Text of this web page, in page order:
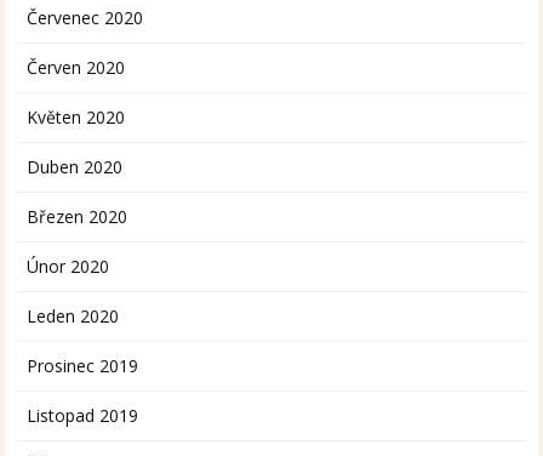
Červenec 2020
Červen 2020
Květen 2020
Duben 2020
Březen 2020
Únor 2020
Leden 2020
Prosinec 2019
Listopad 2019